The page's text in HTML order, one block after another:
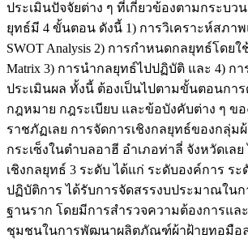
ประเมินปัจจัยต่าง ๆ ที่เกี่ยวข้องตามกระบว
ยุทธ์มี 4 ขั้นตอน ดังนี้ 1) การวิเคราะห์สภา
SWOT Analysis 2) การกำหนดกลยุทธ์โดยใ
Matrix 3) การนำกลยุทธ์ไปปฏิบัติ และ 4) ก
ประเมินผล ทั้งนี้ ต้องเป็นไปตามขั้นตอนการ
กฎหมาย กฎระเบียบ และข้อบังคับต่าง ๆ ข
ราชภัฏเลย การจัดการเชิงกลยุทธ์ของกลุ่ม
กระเซ็งในตำบลอาฮี อำเภอท่าลี่ จังหวัดเล
เชิงกลยุทธ์ 3 ระดับ ได้แก่ ระดับองค์การ ร
ปฏิบัติการ ได้รับการจัดสรรงบประมาณใน
ฐานราก โดยมีการสำรวจความต้องการแล
ชุมชนในการพัฒนาผลิตภัณฑ์ผ้าฝ้ายทอมือ